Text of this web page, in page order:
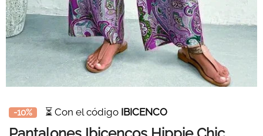
-10% ⏳ Con el código IBICENCO